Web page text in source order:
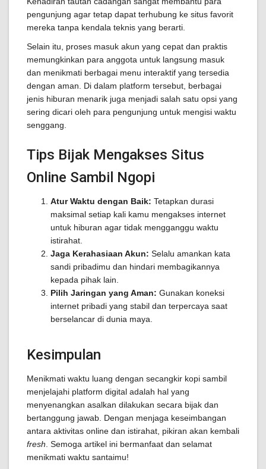
pengunjung agar tetap dapat terhubung ke situs favorit
mereka tanpa kendala teknis yang berarti.
Selain itu, proses masuk akun yang cepat dan praktis
memungkinkan para anggota untuk langsung masuk
dan menikmati berbagai menu interaktif yang tersedia
dengan aman. Di dalam platform tersebut, berbagai
jenis hiburan menarik juga menjadi salah satu opsi yang
sering dicari oleh para pengunjung untuk mengisi waktu
senggang.
Tips Bijak Mengakses Situs
Online Sambil Ngopi
Atur Waktu dengan Baik: Tetapkan durasi
maksimal setiap kali kamu mengakses internet
untuk hiburan agar tidak mengganggu waktu
istirahat.
Jaga Kerahasiaan Akun: Selalu amankan kata
sandi pribadimu dan hindari membagikannya
kepada pihak lain.
Pilih Jaringan yang Aman: Gunakan koneksi
internet pribadi yang stabil dan terpercaya saat
berselancar di dunia maya.
Kesimpulan
Menikmati waktu luang dengan secangkir kopi sambil
menjelajahi platform digital adalah hal yang
menyenangkan asalkan dilakukan secara bijak dan
bertanggung jawab. Dengan menjaga keseimbangan
antara aktivitas online dan istirahat, pikiran akan kembali
fresh . Semoga artikel ini bermanfaat dan selamat
menikmati waktu santaimu!